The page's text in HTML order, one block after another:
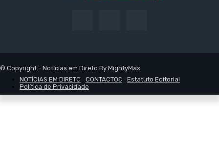
© Copyright - Notícias em Direto By MightyMax
NOTÍCIAS EM DIRETO
CONTACTOS
Estatuto Editorial
Política de Privacidade